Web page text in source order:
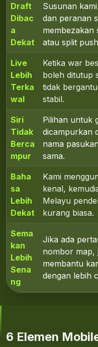
Draft
Dibac
a
Dekat
Susunan
dan peranan
membezakan
atau split
Live
Lebih
Terka
wal
Ketika war
boleh ditutup
tidak
stabil.
Siri
Tidak
Berca
mpur
Pilihan untuk
dicampurkan
nama
sama.
Baha
sa
Lebih
Dekat
Kami
kenal,
Melayu
kurang biasa.
Sema
kan
Lebih
Sena
ng
Jika ada
nombor map,
membantu
dengan lebih
6 Elemen